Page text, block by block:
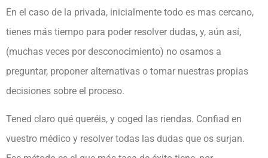
En el caso de la privada, inicialmente todo es mas cercano,
tienes más tiempo para poder resolver dudas, y, aún así,
(muchas veces por desconocimiento) no osamos a
preguntar, proponer alternativas o tomar nuestras propias
decisiones sobre el proceso.
Tened claro qué queréis, y coged las riendas. Confiad en
vuestro médico y resolver todas las dudas que os surjan.